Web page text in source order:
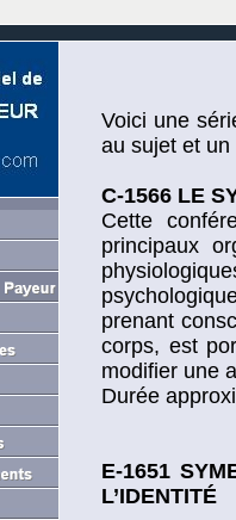
Voici une
au sujet et
C-1566 LE
Cette
principaux
prenant
corps, est
modifier une
Durée
E-1651
L’IDENTITÉ